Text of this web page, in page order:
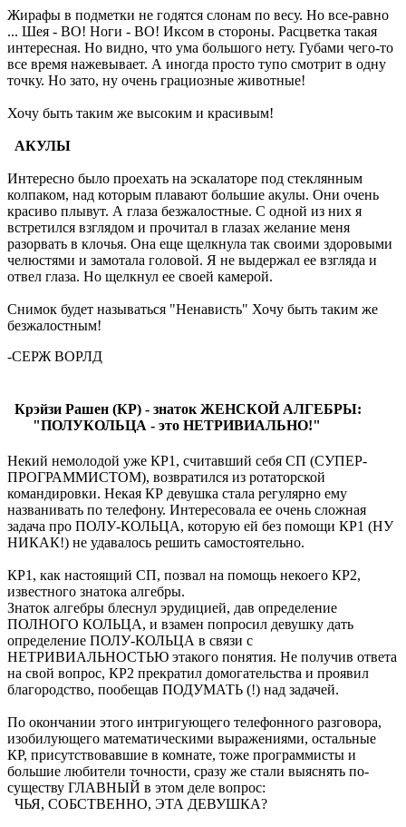
Жирафы в подметки не годятся слонам по весу. Но все-равно
... Шея - ВО! Ноги - ВО! Иксом в стороны. Расцветка такая
интересная. Но видно, что ума большого нету. Губами чего-то
все время нажевывает. А иногда просто тупо смотрит в одну
точку. Но зато, ну очень грациозные животные!
Хочу быть таким же высоким и красивым!
АКУЛЫ
Интересно было проехать на эскалаторе под стеклянным
колпаком, над которым плавают большие акулы. Они очень
красиво плывут. А глаза безжалостные. С одной из них я
встретился взглядом и прочитал в глазах желание меня
разорвать в клочья. Она еще щелкнула так своими здоровыми
челюстями и замотала головой. Я не выдержал ее взгляда и
отвел глаза. Но щелкнул ее своей камерой.
Снимок будет называться "Ненависть" Хочу быть таким же
безжалостным!
-СЕРЖ ВОРЛД
Крэйзи Рашен (КР) - знаток ЖЕНСКОЙ АЛГЕБРЫ:
"ПОЛУКОЛЬЦА - это НЕТРИВИАЛЬНО!"
Некий немолодой уже КР1, считавший себя СП (СУПЕР-
ПРОГРАММИСТОМ), возвратился из ротаторской
командировки. Некая КР девушка стала регулярно ему
названивать по телефону. Интересовала ее очень сложная
задача про ПОЛУ-КОЛЬЦА, которую ей без помощи КР1 (НУ
НИКАК!) не удавалось решить самостоятельно.
КР1, как настоящий СП, позвал на помощь некоего КР2,
известного знатока алгебры.
Знаток алгебры блеснул эрудицией, дав определение
ПОЛНОГО КОЛЬЦА, и взамен попросил девушку дать
определение ПОЛУ-КОЛЬЦА в связи с
НЕТРИВИАЛЬНОСТЬЮ этакого понятия. Не получив ответа
на свой вопрос, КР2 прекратил домогательства и проявил
благородство, пообещав ПОДУМАТЬ (!) над задачей.
По окончании этого интригующего телефонного разговора,
изобилующего математическими выражениями, остальные
КР, присутствовавшие в комнате, тоже программисты и
большие любители точности, сразу же стали выяснять по-
существу ГЛАВНЫЙ в этом деле вопрос:
ЧЬЯ, СОБСТВЕННО, ЭТА ДЕВУШКА?